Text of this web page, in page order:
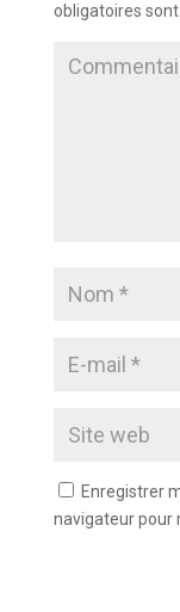
obligatoires
Enregistrer
navigateur pour